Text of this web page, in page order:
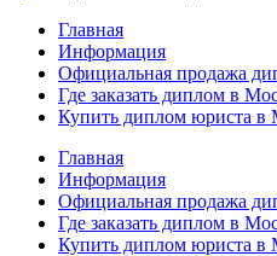
Главная
Информация
Официальная продажа
Где заказать диплом в
Купить диплом юриста в
Главная
Информация
Официальная продажа
Где заказать диплом в
Купить диплом юриста в